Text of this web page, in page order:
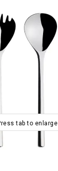
tab to enlarge